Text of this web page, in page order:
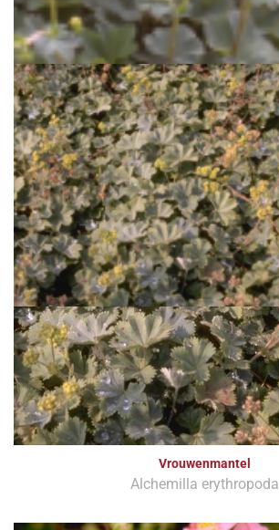
Vrouwenmantel
Alchemilla splendens
Vrouwenmantel
Alchemilla erythropoda